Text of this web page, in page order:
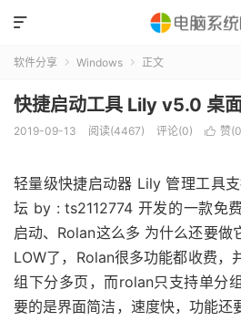

软件分享  Windows  正文
快捷启动工具 Lily v5.0 桌
2019-09-13 阅读(4467) 评论(0)  赞(0
轻量级快捷启动器 Lily 管理工具
坛 by : ts2112774 开发的一款免
启动、Rolan这么多 为什么还要做
LOW了，Rolan很多功能都收费，
组下分多页，而rolan只支持单分
要的是界面简洁，速度快，功能还